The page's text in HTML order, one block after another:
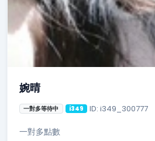
婉晴
一對多等待中 i349 ID: i349_300777
一對多點數